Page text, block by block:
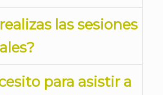
las sesiones
para asistir a